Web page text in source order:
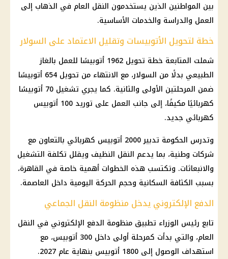
بين المواطنين الذين يستخدمون النقل العام في الذهاب إلى
العمل والدراسة والخدمات الأساسية.
خطة لتحويل الأتوبيسات وتقليل الاعتماد على السولار
شملت المتابعة خطة تحويل 1962 أتوبيسًا للعمل بالغاز
الطبيعي بدلًا من السولار، مع الانتهاء من تحويل 654 أتوبيسًا
ضمن المرحلتين الأولى والثانية. كما يجري تشغيل 70 أتوبيسًا
كهربائيًا مكيفًا، إلى جانب العمل على توريد 100 أتوبيس
كهربائي جديد.
وتدرس الحكومة تدبير 2000 أتوبيس كهربائي بالتعاون مع
شركات وطنية، بما يدعم النقل النظيف ويقلل تكلفة التشغيل
والانبعاثات. وتكتسب هذه الخطوات أهمية خاصة في القاهرة،
بسبب الكثافة السكانية وحجم الحركة اليومية داخل العاصمة.
الدفع الإلكتروني يدخل منظومة النقل الجماعي
تابع رئيس الوزراء تطبيق منظومة الدفع الإلكتروني في النقل
العام، والتي بدأت كمرحلة أولى داخل 300 أتوبيس، مع
استهداف الوصول إلى 1800 أتوبيس بنهاية عام 2027.